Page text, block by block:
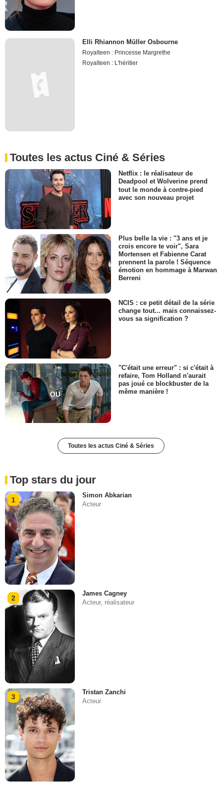
Elli Rhiannon Müller Osbourne
Royalteen : Princesse Margrethe
Royalteen : L'héritier
Toutes les actus Ciné & Séries
Netflix : le réalisateur de
Deadpool et Wolverine prend
tout le monde à contre-pied
avec son nouveau projet
Plus belle la vie : "3 ans et je
crois encore te voir", Sara
Mortensen et Fabienne Carat
prennent la parole ! Séquence
émotion en hommage à Marwan
Berreni
NCIS : ce petit détail de la série
change tout... mais connaissez-
vous sa signification ?
"C'était une erreur" : si c'était à
refaire, Tom Holland n'aurait
pas joué ce blockbuster de la
même manière !
Toutes les actus Ciné & Séries
Top stars du jour
1
Simon Abkarian
Acteur
2
James Cagney
Acteur, réalisateur
3
Tristan Zanchi
Acteur